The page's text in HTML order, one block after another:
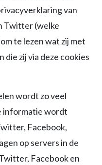
van
Twitter (welke
te lezen wat zij met
die zij via deze cookies
wordt zo veel
informatie wordt
Facebook,
op servers in de
Facebook en